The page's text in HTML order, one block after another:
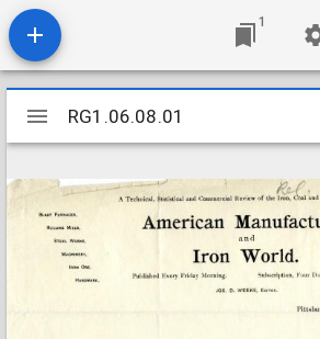
1
Mirador
viewer
RG1.06.08.01
RG1.06.08.01